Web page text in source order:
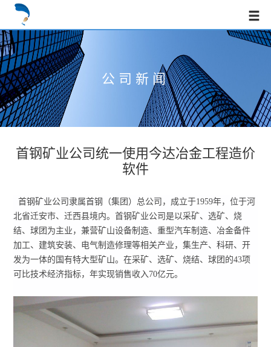
公司新闻
首钢矿业公司统一使用今达冶金工程造价
软件
首钢矿业公司隶属首钢（集团）总公司，成立于1959年，位于河
北省迁安市、迁西县境内。首钢矿业公司是以采矿、选矿、烧
结、球团为主业，兼营矿山设备制造、重型汽车制造、冶金备件
加工、建筑安装、电气制造修理等相关产业，集生产、科研、开
发为一体的国有特大型矿山。在采矿、选矿、烧结、球团的43项
可比技术经济指标，年实现销售收入70亿元。